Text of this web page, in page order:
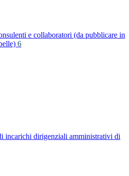
e collaboratori (da pubblicare in
6
incarichi dirigenziali amministrativi di